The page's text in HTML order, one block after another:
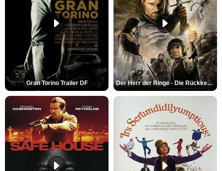
Gran Torino Trailer DF Der Herr der Ringe - Die Rückkehr des Königs Trailer OV